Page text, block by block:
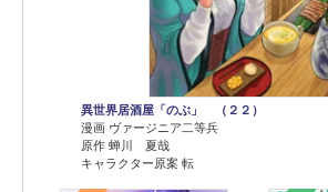
異世界居酒屋「のぶ」 （２２）
漫画 ヴァージニア二等兵
原作 蝉川 夏哉
キャラクター原案 転